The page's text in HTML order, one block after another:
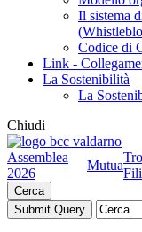
Il sistema
Codice di
Link -
La Sostenibilità
La
Chiudi
Assemblea
2026
Mutua
Cerca